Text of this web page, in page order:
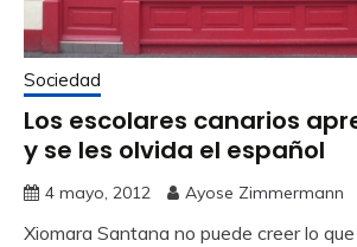
Sociedad
Los escolares canarios
y se les olvida el español
4 mayo, 2012 Ayose Zimmermann
Xiomara Santana no puede creer lo